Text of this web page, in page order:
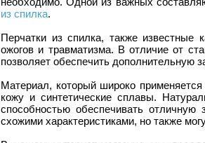
из спилка.
Перчатки из спилка, также известные
ожогов и травматизма. В отличие от
позволяет обеспечить дополнительную
Материал, который широко
кожу и синтетические сплавы.
способностью обеспечивать
схожими характеристиками, но также